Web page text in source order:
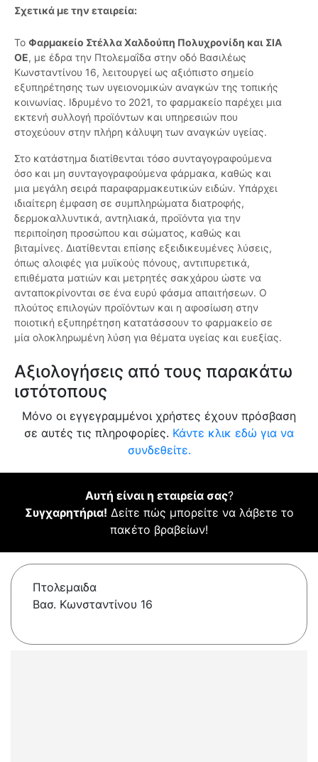
Σχετικά με την εταιρεία:
Το Φαρμακείο Στέλλα Χαλδούπη Πολυχρονίδη και ΣΙΑ
ΟΕ, με έδρα την Πτολεμαΐδα στην οδό Βασιλέως
Κωνσταντίνου 16, λειτουργεί ως αξιόπιστο σημείο
εξυπηρέτησης των υγειονομικών αναγκών της τοπικής
κοινωνίας. Ιδρυμένο το 2021, το φαρμακείο παρέχει μια
εκτενή συλλογή προϊόντων και υπηρεσιών που
στοχεύουν στην πλήρη κάλυψη των αναγκών υγείας.
Στο κατάστημα διατίθενται τόσο συνταγογραφούμενα
όσο και μη συνταγογραφούμενα φάρμακα, καθώς και
μια μεγάλη σειρά παραφαρμακευτικών ειδών. Υπάρχει
ιδιαίτερη έμφαση σε συμπληρώματα διατροφής,
δερμοκαλλυντικά, αντηλιακά, προϊόντα για την
περιποίηση προσώπου και σώματος, καθώς και
βιταμίνες. Διατίθενται επίσης εξειδικευμένες λύσεις,
όπως αλοιφές για μυϊκούς πόνους, αντιπυρετικά,
επιθέματα ματιών και μετρητές σακχάρου ώστε να
ανταποκρίνονται σε ένα ευρύ φάσμα απαιτήσεων. Ο
πλούτος επιλογών προϊόντων και η αφοσίωση στην
ποιοτική εξυπηρέτηση κατατάσσουν το φαρμακείο σε
μία ολοκληρωμένη λύση για θέματα υγείας και ευεξίας.
Αξιολογήσεις από τους παρακάτω
ιστότοπους
Μόνο οι εγγεγραμμένοι χρήστες έχουν πρόσβαση
σε αυτές τις πληροφορίες. Κάντε κλικ εδώ για να
συνδεθείτε.
Αυτή είναι η εταιρεία σας?
Συγχαρητήρια! Δείτε πώς μπορείτε να λάβετε το
πακέτο βραβείων!
Πτολεμαιδα
Βασ. Κωνσταντίνου 16